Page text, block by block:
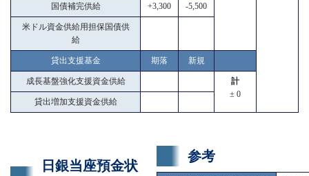
国債補完供給 +3,300 -5,500
米ドル資金供給用担保国債供
給
貸出支援基金 期落 新規
成長基盤強化支援資金供給
計
± 0
貸出増加支援資金供給
日銀当座預金状
参考